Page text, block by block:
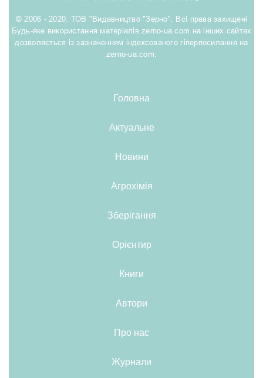
© 2006 - 2020. ТОВ "Видавництво "Зерно". Всі права захищені
Будь-яке використання матеріалів zerno-ua.com на інших сайтах
дозволяється із зазначенням індексованого гіперпосилання на
zerno-ua.com.
Головна
Актуальне
Новини
Агрохімія
Зберігання
Орієнтир
Книги
Автори
Про нас
Журнали